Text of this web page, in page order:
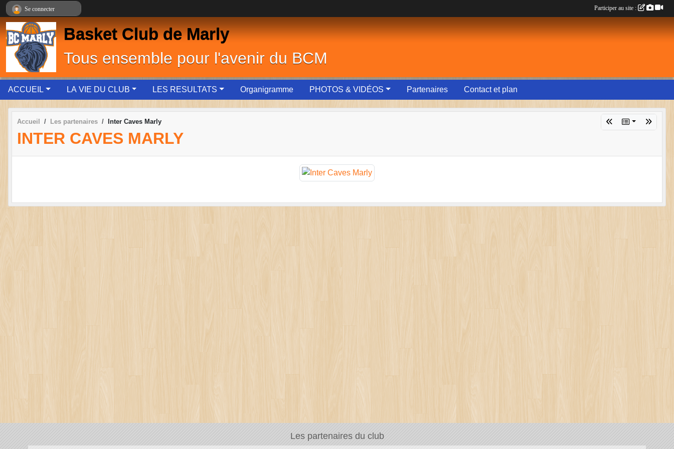
Basket Club de Marly
Tous ensemble pour l'avenir du BCM
ACCUEIL LA VIE DU CLUB LES RESULTATS Organigramme PHOTOS & VIDÉOS Partenaires Contact et plan
Accueil Les partenaires Inter Caves Marly
INTER CAVES MARLY
Les partenaires du club
Se connecter Participer au site :
Panneau de gestion des cookies